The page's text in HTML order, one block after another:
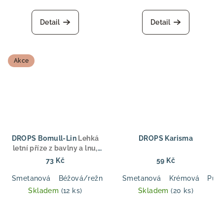
hodnocení
produktu
Detail Detail
Akce
DROPS Bomull-Lin Lehká
letní příze z bavlny a lnu,
aran tloušťka, pro svetry,
73 Kč
Smetanová Béžová/režná Hnědá Tmavě modrá
Skladem (12 ks)
DROPS Karisma
59 Kč
Smetanová Krémová
Skladem(20 ks)